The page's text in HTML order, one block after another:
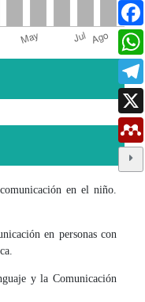
en el niño.
en personas con
y la Comunicación